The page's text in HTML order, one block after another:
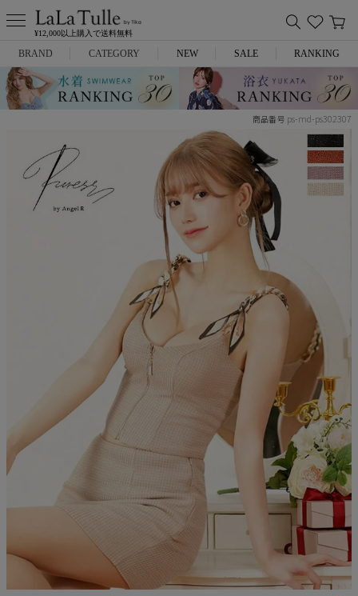
¥12,000以上購入で送料無料
BRAND
Anella
ROBE de FLEURS
Glossy
Andy
GLAMOROUS
IRMA
CATEGORY
ミニドレス
ロングドレス
キャバヒール
NEW SALE RANKING
商品番号 ps-md-ps302307